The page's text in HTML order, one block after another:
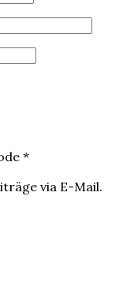
*
via E-Mail.